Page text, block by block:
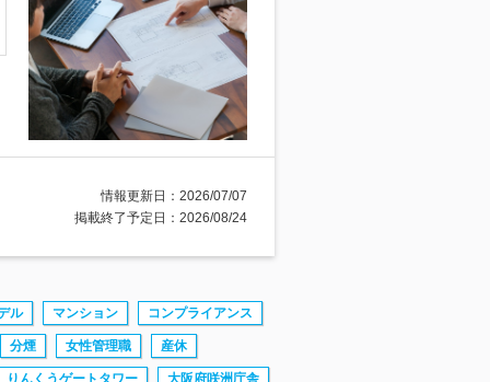
情報更新日：2026/07/07
掲載終了予定日：2026/08/24
ル マンション コンプライアンス
分煙 女性管理職 産休
りんくうゲートタワー 大阪府咲洲庁舎